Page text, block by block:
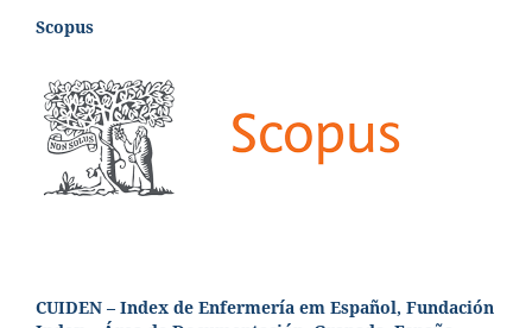
Scopus
CUIDEN – Index de Enfermería em Español, Fundación